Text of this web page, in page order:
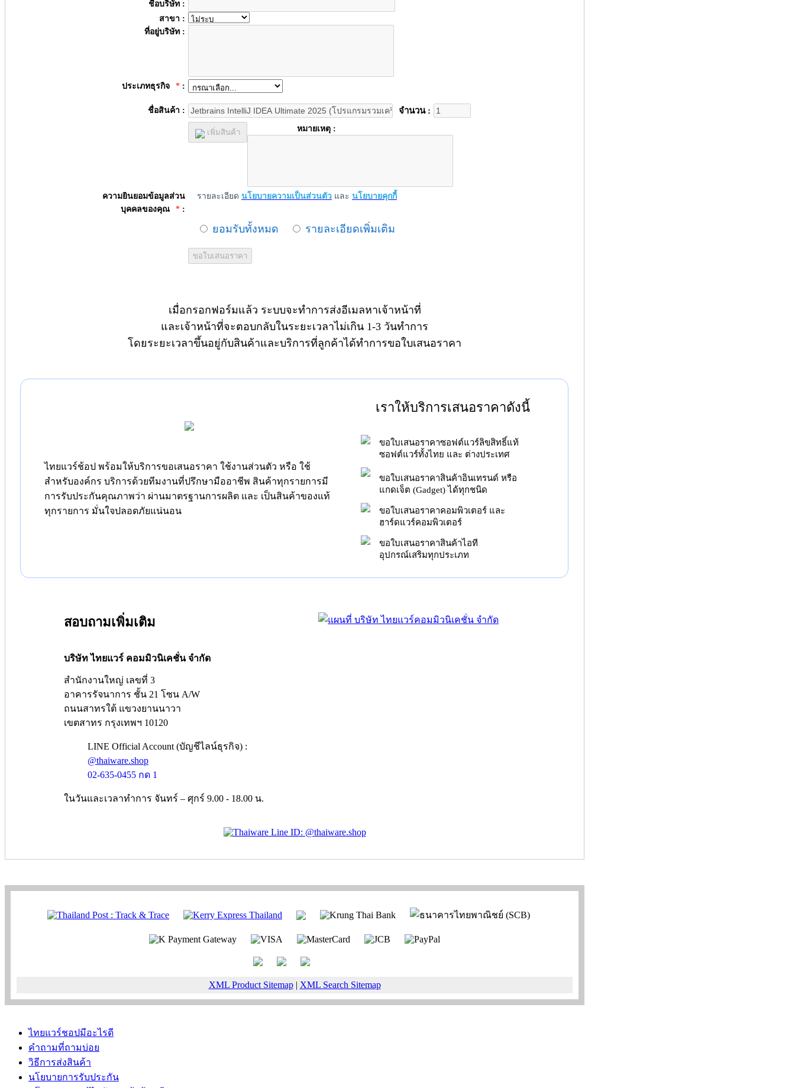
ชื่อบริษัท :
สาขา :
ที่อยู่บริษัท :
ประเภทธุรกิจ * :
ชื่อสินค้า : จำนวน :
เพิ่มสินค้า หมายเหตุ :
ความยินยอมข้อมูลส่วน
บุคคลของคุณ
* :
รายละเอียด นโยบายความเป็นส่วนตัว และ นโยบายคุกกี้
ยอมรับทั้งหมด รายละเอียดเพิ่มเติม
เมื่อกรอกฟอร์มแล้ว ระบบจะทำการส่งอีเมลหาเจ้าหน้าที่
และเจ้าหน้าที่จะตอบกลับในระยะเวลาไม่เกิน 1-3 วันทำการ
โดยระยะเวลาขึ้นอยู่กับสินค้าและบริการที่ลูกค้าได้ทำการขอใบเสนอราคา
ไทยแวร์ช้อป พร้อมให้บริการขอเสนอราคา ใช้งานส่วนตัว หรือ ใช้
สำหรับองค์กร บริการด้วยทีมงานที่ปรึกษามืออาชีพ สินค้าทุกรายการมี
การรับประกันคุณภาพว่า ผ่านมาตรฐานการผลิต และ เป็นสินค้าของแท้
ทุกรายการ มั่นใจปลอดภัยแน่นอน
เราให้บริการเสนอราคาดังนี้
ขอใบเสนอราคาซอฟต์แวร์ลิขสิทธิ์แท้
ซอฟต์แวร์ทั้งไทย และ ต่างประเทศ
ขอใบเสนอราคาสินค้าอินเทรนด์ หรือ
แกดเจ็ต (Gadget) ได้ทุกชนิด
ขอใบเสนอราคาคอมพิวเตอร์ และ
ฮาร์ดแวร์คอมพิวเตอร์
ขอใบเสนอราคาสินค้าไอที
อุปกรณ์เสริมทุกประเภท
สอบถามเพิ่มเติม
บริษัท ไทยแวร์ คอมมิวนิเคชั่น จำกัด
สำนักงานใหญ่ เลขที่ 3
อาคารรัจนาการ ชั้น 21 โซน A/W
ถนนสาทรใต้ แขวงยานนาวา
เขตสาทร กรุงเทพฯ 10120
LINE Official Account (บัญชีไลน์ธุรกิจ) :
@thaiware.shop
02-635-0455 กด 1
ในวันและเวลาทำการ จันทร์ – ศุกร์ 9.00 - 18.00 น.
XML Product Sitemap| XML Search Sitemap
ไทยแวร์ชอปมีอะไรดี
คำถามที่ถามบ่อย
วิธีการส่งสินค้า
นโยบายการรับประกัน